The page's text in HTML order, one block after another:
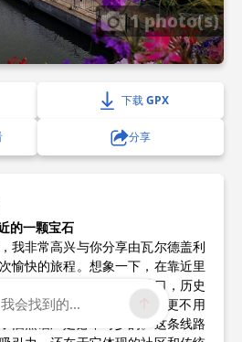
1 photo(s)
下载 GPX
分享
的一颗宝石
我非常高兴与你分享由瓦尔德盖利
愉快的旅程。想象一下，在靠近里
步，探索其风景如画的港口，历史
人着迷的玩具娃娃博物馆。更不用
酒蒸馏厂是必不可少的。这条线路
会找到的...